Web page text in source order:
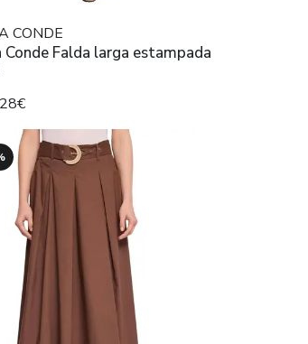
CONDE
Conde Falda larga estampada